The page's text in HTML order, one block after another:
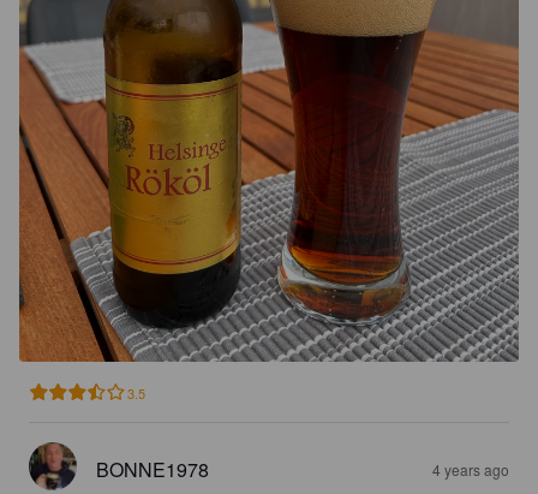
3.5
BONNE1978 4 years ago